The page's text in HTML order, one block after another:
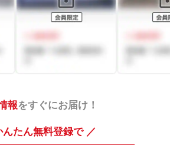
報をすぐにお届け！
んたん無料登録で ／